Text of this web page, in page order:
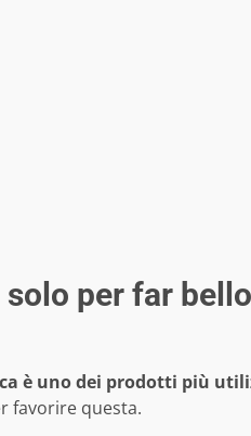
per far
è uno dei prodotti più
favorire questa.